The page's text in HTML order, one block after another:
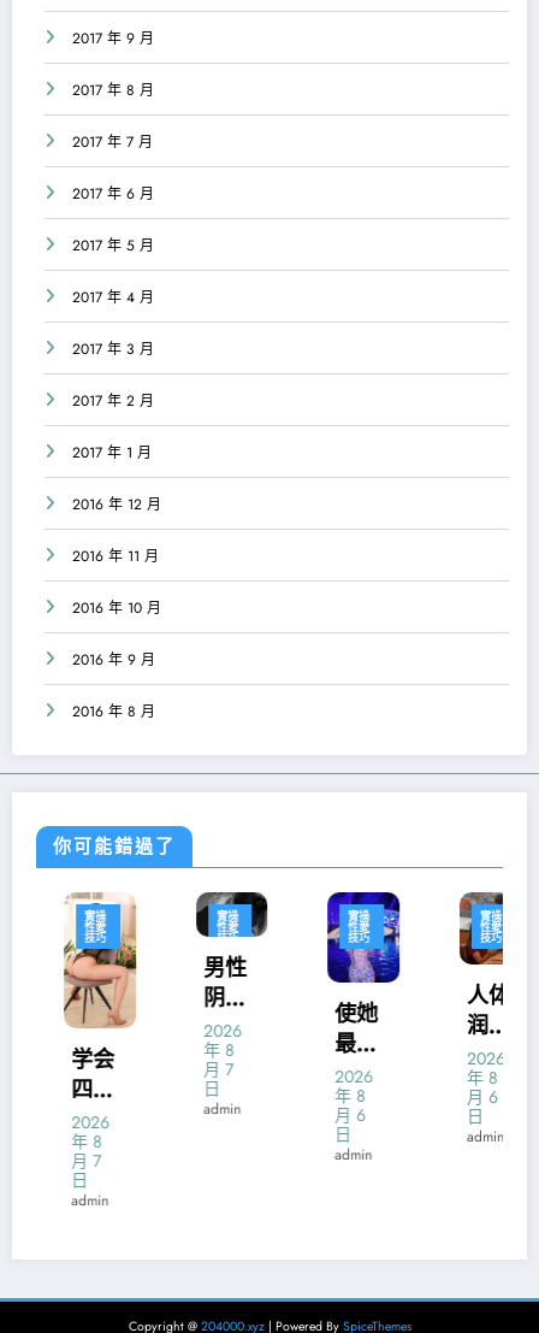
2017 年 9 月
2017 年 8 月
2017 年 7 月
2017 年 6 月
2017 年 5 月
2017 年 4 月
2017 年 3 月
2017 年 2 月
2017 年 1 月
2016 年 12 月
2016 年 11 月
2016 年 10 月
2016 年 9 月
2016 年 8 月
你可能錯過了
技巧
学会
四种
性交
运动
征服
你的
2026
年 8
月 7
admin
實操
性愛
技巧
男性
阴茎
炼：
硬度
强化
2026
年 8
月 7
admin
實操
性愛
技巧
使她
最易
达到
性高
潮体
位的
2026
年 8
月 6
admin
實操
性愛
技巧
人体
润滑
液什
么牌
子好
2026
年 8
月 6
admin
Copyright @ 204000.xyz| Powered By SpiceThemes